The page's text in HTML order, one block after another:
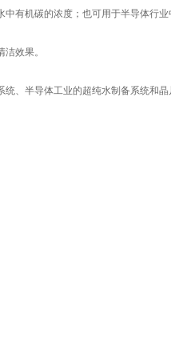
机碳的浓度；也可用于半导体行业
效果。
半导体工业的超纯水制备系统和晶